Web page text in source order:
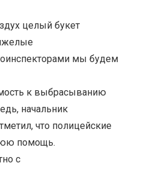
целый букет
мы будем
к выбрасыванию
начальник
что полицейские
помощь.
с